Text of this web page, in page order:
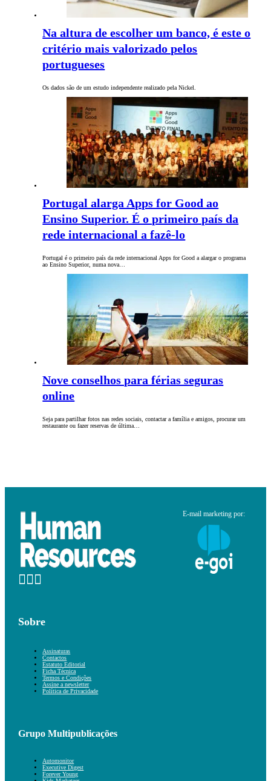
Na altura de escolher um banco, é este o
critério mais valorizado pelos
portugueses
Os dados são de um estudo independente realizado pela Nickel.
Portugal alarga Apps for Good ao
Ensino Superior. É o primeiro país da
rede internacional a fazê-lo
Portugal é o primeiro país da rede internacional Apps for Good a alargar o programa
ao Ensino Superior, numa nova…
Nove conselhos para férias seguras
online
Seja para partilhar fotos nas redes sociais, contactar a família e amigos, procurar um
restaurante ou fazer reservas de última…
E-mail marketing por:
Sobre
Assinaturas
Contactos
Estatuto Editorial
Ficha Técnica
Termos e Condições
Assine a newsletter
Política de Privacidade
Grupo Multipublicações
Automonitor
Executive Digest
Forever Young